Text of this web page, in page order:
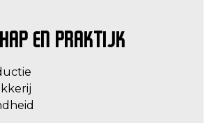
EN PRAKTIJK